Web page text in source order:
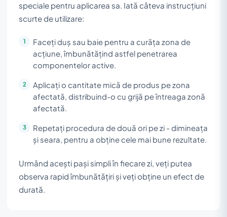
speciale pentru aplicarea sa. Iată câteva instrucțiuni
scurte de utilizare:
Faceți duș sau baie pentru a curăța zona de
acțiune, îmbunătățind astfel penetrarea
componentelor active.
Aplicați o cantitate mică de produs pe zona
afectată, distribuind-o cu grijă pe întreaga zonă
afectată.
Repetați procedura de două ori pe zi - dimineața
și seara, pentru a obține cele mai bune rezultate.
Urmând acești pași simpli în fiecare zi, veți putea
observa rapid îmbunătățiri și veți obține un efect de
durată.